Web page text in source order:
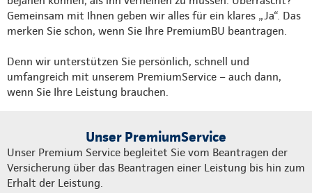
Gemeinsam mit Ihnen geben wir alles für ein klares „Ja“. Das
merken Sie schon, wenn Sie Ihre PremiumBU beantragen.
Denn wir unterstützen Sie persönlich, schnell und
umfangreich mit unserem PremiumService – auch dann,
wenn Sie Ihre Leistung brauchen.
Unser PremiumService
Unser Premium Service begleitet Sie vom Beantragen der
Versicherung über das Beantragen einer Leistung bis hin zum
Erhalt der Leistung.